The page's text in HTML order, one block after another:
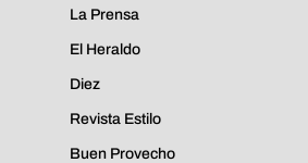
La Prensa
El Heraldo
Diez
Revista Estilo
Buen Provecho